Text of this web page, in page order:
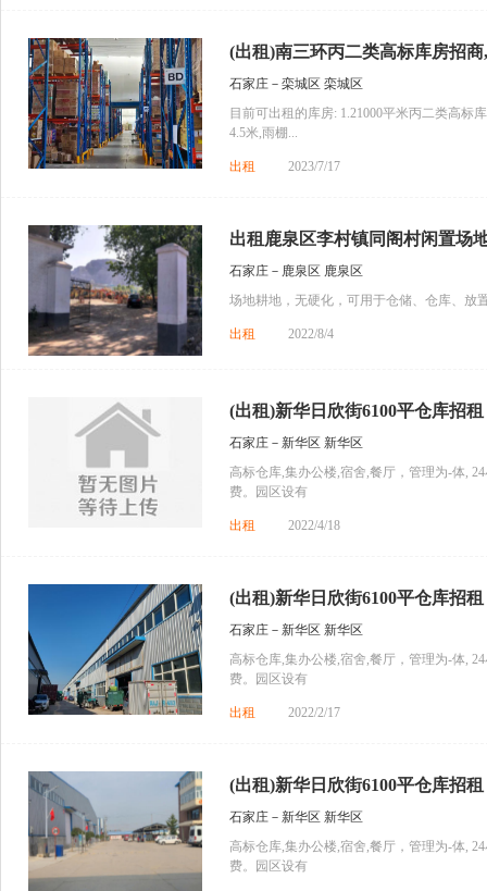
(出租)南三环丙二类高标库房招商
石家庄－栾城区 栾城区
目前可出租的库房: 1.21000平米丙二类高标
4.5米,雨棚...
出租 2023/7/17
出租鹿泉区李村镇同阁村闲置场
石家庄－鹿泉区 鹿泉区
场地耕地，无硬化，可用于仓储、仓库、放
出租 2022/8/4
(出租)新华日欣街6100平仓库招租
石家庄－新华区 新华区
高标仓库,集办公楼,宿舍,餐厅，管理为-体,
费。园区设有
出租 2022/4/18
(出租)新华日欣街6100平仓库招租
石家庄－新华区 新华区
高标仓库,集办公楼,宿舍,餐厅，管理为-体,
费。园区设有
出租 2022/2/17
(出租)新华日欣街6100平仓库招租
石家庄－新华区 新华区
高标仓库,集办公楼,宿舍,餐厅，管理为-体,
费。园区设有